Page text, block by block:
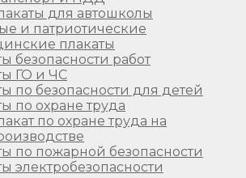
для автошколы
и патриотические
плакаты
безопасности работ
ГО и ЧС
по безопасности для детей
по охране труда
по охране труда на
по пожарной безопасности
электробезопасности